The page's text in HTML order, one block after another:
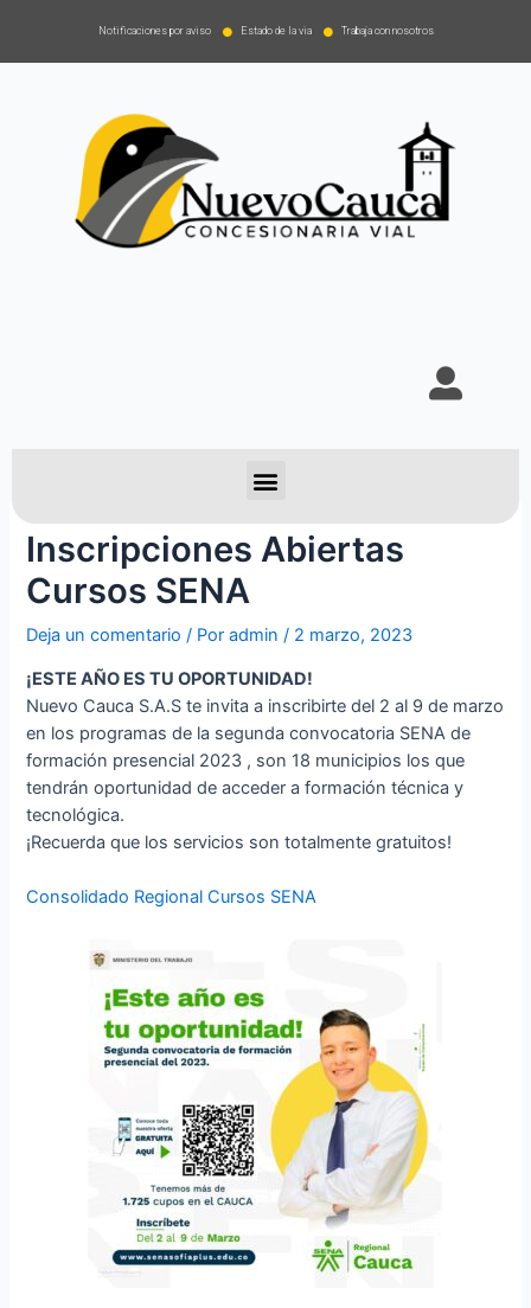
Notificaciones por aviso Estado de la via Trabaja con nosotros
Inscripciones Abiertas
Cursos SENA
Deja un comentario / Poradmin / 2 marzo, 2023
¡ESTE AÑO ES TU OPORTUNIDAD!
Nuevo Cauca S.A.S te invita a inscribirte del 2 al 9 de marzo
en los programas de la segunda convocatoria SENA de
formación presencial 2023 , son 18 municipios los que
tendrán oportunidad de acceder a formación técnica y
tecnológica.
¡Recuerda que los servicios son totalmente gratuitos!
Consolidado Regional Cursos SENA